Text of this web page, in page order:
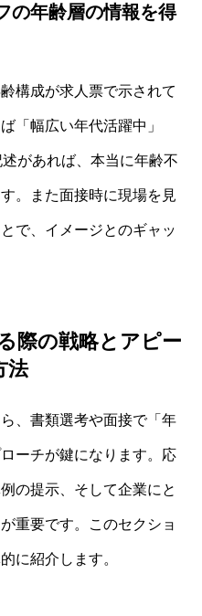
の年齢層の情報を得
構成が求人票で示されて
「幅広い年代活躍中」
があれば、本当に年齢不
。また面接時に現場を見
で、イメージとのギャッ
際の戦略とアピー
法
、書類選考や面接で「年
ーチが鍵になります。応
の提示、そして企業にと
重要です。このセクショ
に紹介します。